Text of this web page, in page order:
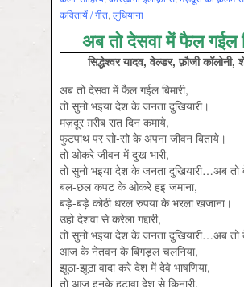
कवितायें / गीत, लुधियाना
अब तो देसवा में फैल गईल
सिद्धेश्वर यादव, वेल्डर, फ़ौजी कॉलोनी,
अब तो देसवा में फैल गईल बिमारी,
तो सुनो भइया देश के जनता दुखियारी।
मज़दूर ग़रीब रात दिन कमाये,
फुटपाथ पर सो-सो के अपना जीवन बिताये।
तो ओकरे जीवन में दुख भारी,
तो सुनो भइया देश के जनता दुखियारी…अब
बल-छल कपट के ओकरे हइ जमाना,
बड़े-बड़े कोठी धरल रुपया के भरला खजाना।
उहो देशवा से करेला गद्दारी,
तो सुनो भइया देश के जनता दुखियारी…अब
आज के नेतवन के बिगड़ल चलनिया,
झूठा-झूठा वादा करे देश में देवे भाषणिया,
तो आज इनके हटावा देश से किनारी,